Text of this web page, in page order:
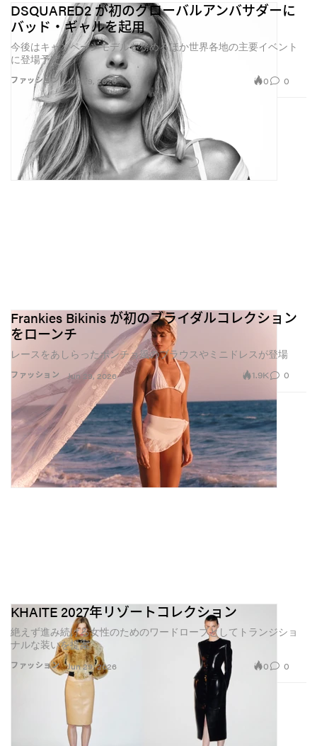
ムの代わりになるとは思っていません。むしろ、ブラ
ンドがよりキュレートされた、没入感のある、エディ
トリアルな関係をオーディエンスと築ける“補完的な
場”になっていくと思います」と語る。「僕にとって大
事なのは、検閲から逃げることではなく、クリエイテ
ィブの可能性を広げることです」。これは必ずしも、
ファッションの“ポルノ化”を意味しない。むしろ、ア
ルゴリズムが決める“趣味嗜好”から距離を取るため
の“脱プラットフォーム化”と言えるだろう。
『OnlyFans』では、ユーザーはスクロールの途中でた
またまコンテンツに出くわすのではなく、自ら意図し
てそこにたどり着く。サブスクライバーは自分の意思
で参加を選び、クリエイター側はコンテンツのテンポ
や見せ方、アクセス範囲を自分でコントロールでき
ライターたちは『Substack（サブスタック）』を立ち
上げ、ブランドは『Discord（ディスコード）』チャン
ネルを運営し、デザイナーは『Patreon（パトレオ
ン）』風のメンバーシップを試している。“OFTV”も、
SNSというより、ファッションが自分たちのルールで
存在できるストリーミングサービスに近い。かつて
は“バズること”がゴールだったが、今は“どうアクセス
ファッション
DSQUARED2 が初のグローバルアンバサダーに
バッド・ギャルを起用
今後はキャンペーンモデルを務めるほか世界各地の主要イベント
に登場予定
Jun 29, 2026 0 0
ファッション
Frankies Bikinis が初のブライダルコレクション
をローンチ
レースをあしらったポンチョ風のブラウスやミニドレスが登場
Jun 29, 2026 1.9K 0
ファッション
KHAITE 2027年リゾートコレクション
絶えず進み続ける女性のためのワードローブとしてトランジショ
ナルな装いを提案
Jun 29, 2026 0 0